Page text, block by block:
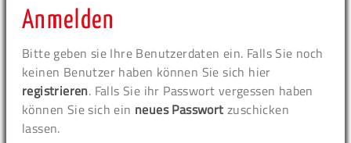
Anmelden
Bitte geben sie Ihre Benutzerdaten ein. Falls Sie noch
keinen Benutzer haben können Sie sich hier
registrieren. Falls Sie ihr Passwort vergessen haben
können Sie sich ein neues Passwort zuschicken
lassen.